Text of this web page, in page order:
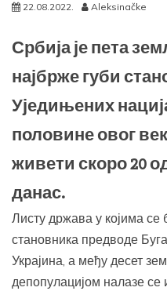
22.08.2022. Aleksinačke
Србија је пета
најбрже губи
Уједињених
половине овог
живети скоро 20
данас.
Листу држава у којима се
становника предводе
Украјина, а међу десет
депопулацијом налазе